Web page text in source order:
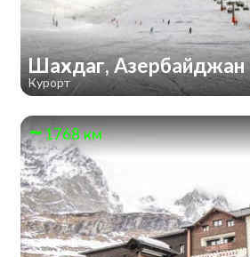
Шахдаг, Азербайджан
Курорт
1768 км